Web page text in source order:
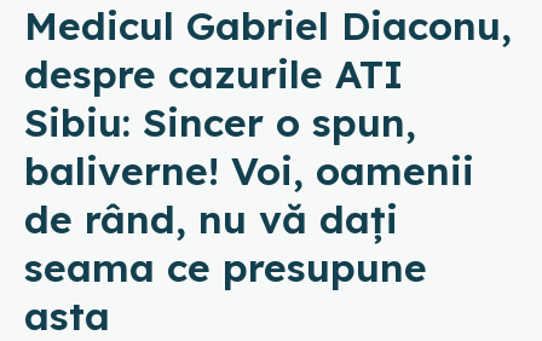
Medicul Gabriel Diaconu,
despre cazurile ATI
Sibiu: Sincer o spun,
baliverne! Voi, oamenii
de rând, nu vă dați
seama ce presupune
asta